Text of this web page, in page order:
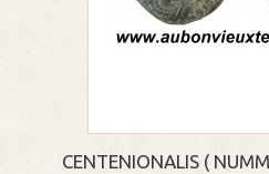
CENTENIONALIS (